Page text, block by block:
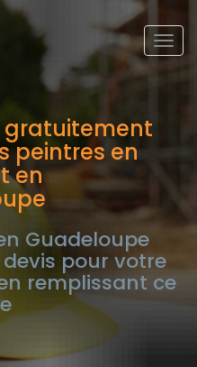
gratuitement
peintres en
en
Guadeloupe
pour votre
remplissant ce